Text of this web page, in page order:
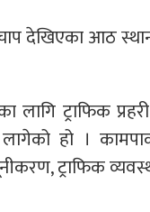
देखिएका आठ
लागि ट्राफिक
हो ।
ट्राफिक